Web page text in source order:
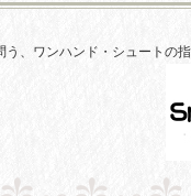
う、ワンハンド・シュートの